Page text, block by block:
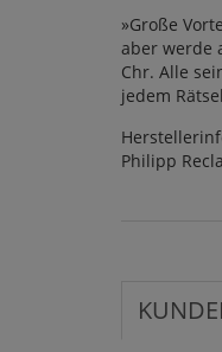
»Große
aber werde
Chr. Alle
jedem
Philipp